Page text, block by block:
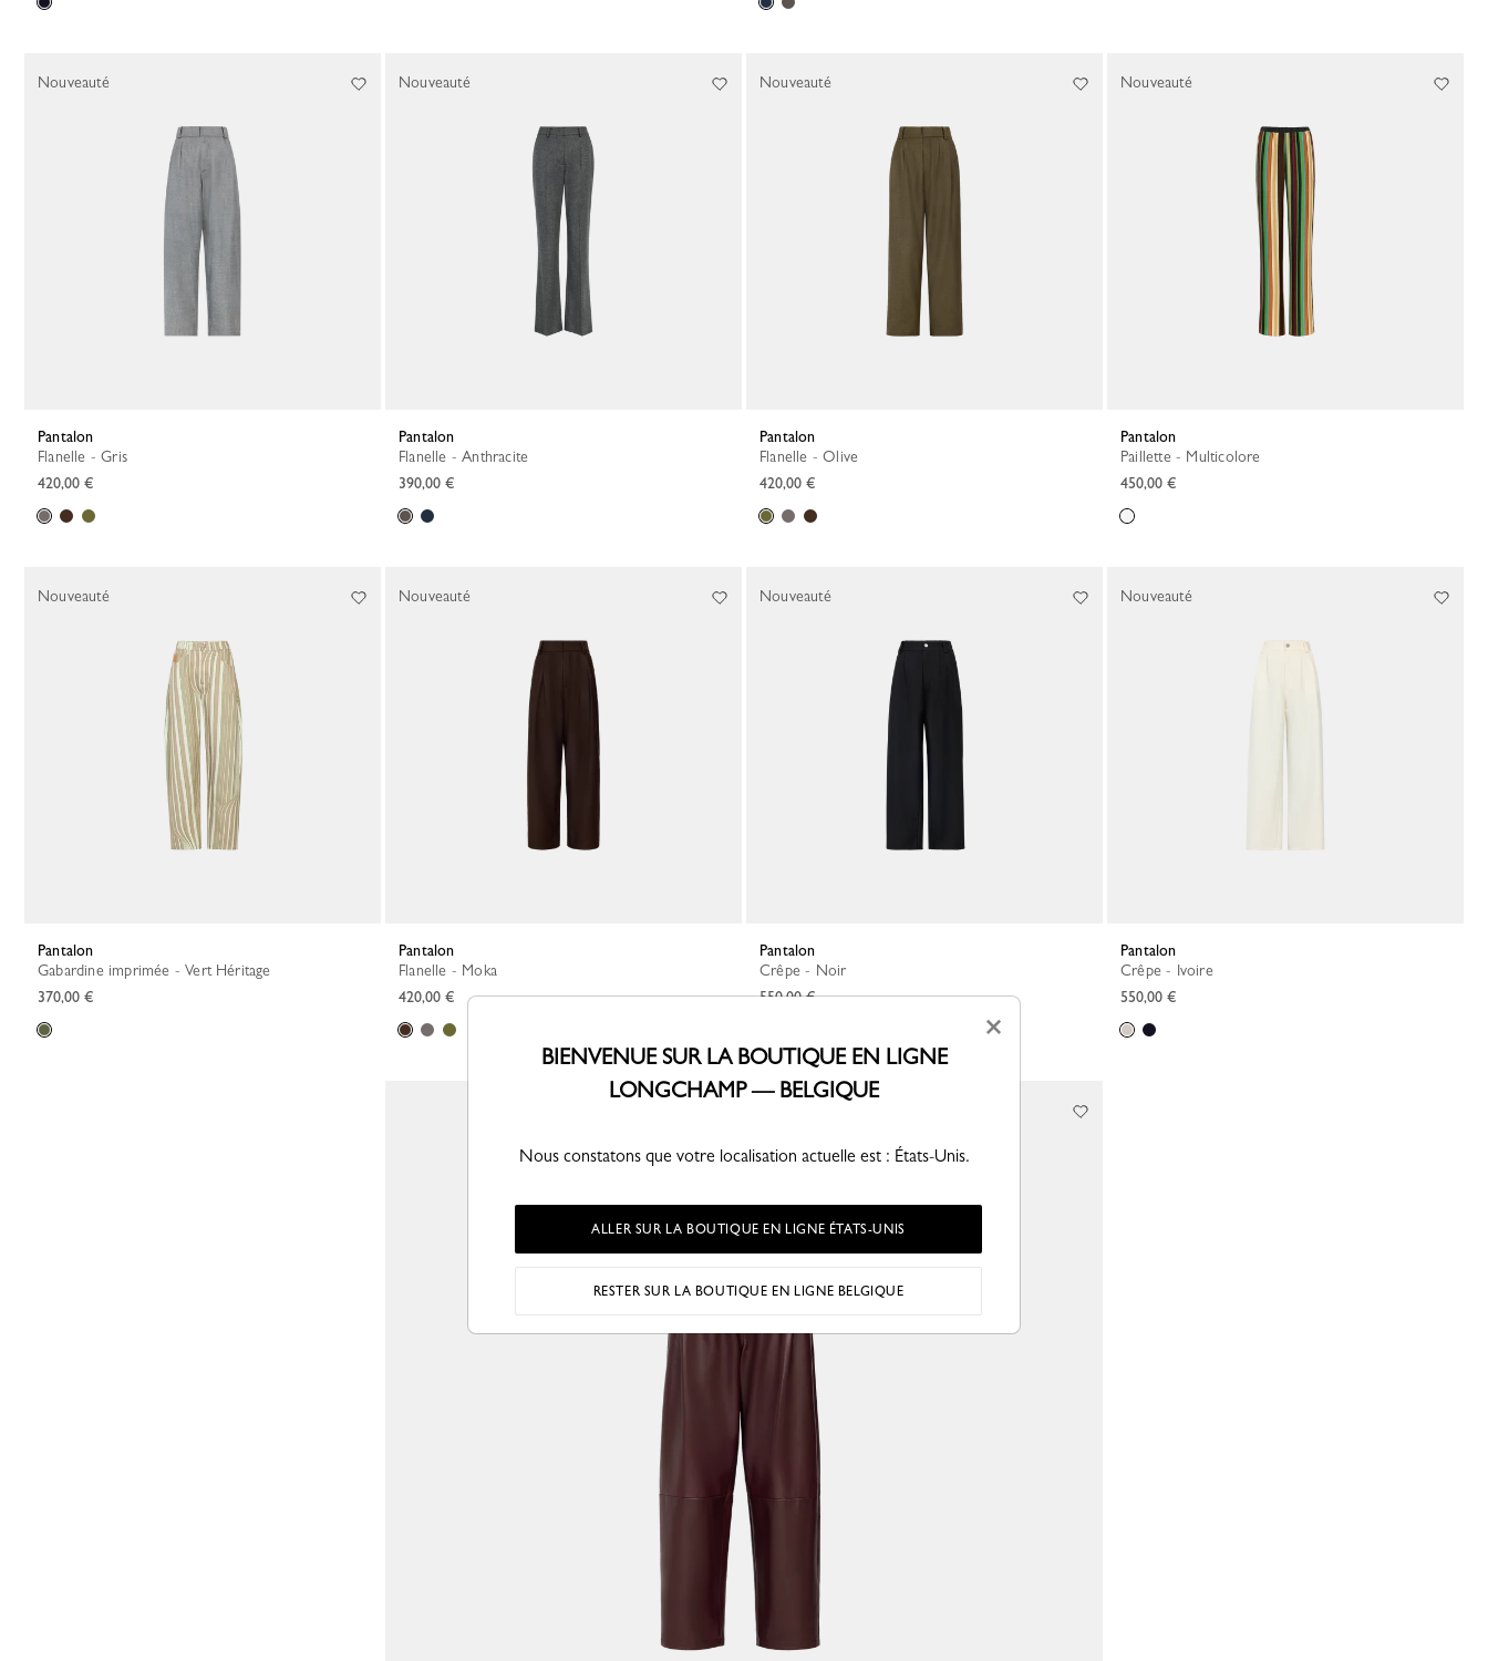
Pantalon
Flanelle - Gris
420,00 €
Nouveauté
Pantalon
Flanelle - Anthracite
390,00 €
Nouveauté
Pantalon
Flanelle - Olive
420,00 €
Nouveauté
Pantalon
Paillette - Multicolore
450,00 €
Nouveauté
Pantalon
Gabardine imprimée - Vert Héritage
370,00 €
Nouveauté
Pantalon
Flanelle - Moka
420,00 €
Nouveauté
Pantalon
Crêpe - Noir
550,00 €
Nouveauté
Pantalon
Crêpe - Ivoire
550,00 €
Nouveauté
×
BIENVENUE SUR LA BOUTIQUE EN LIGNE
LONGCHAMP — BELGIQUE
Nous constatons que votre localisation actuelle est : États-Unis.
ALLER SUR LA BOUTIQUE EN LIGNE ÉTATS-UNIS
RESTER SUR LA BOUTIQUE EN LIGNE BELGIQUE